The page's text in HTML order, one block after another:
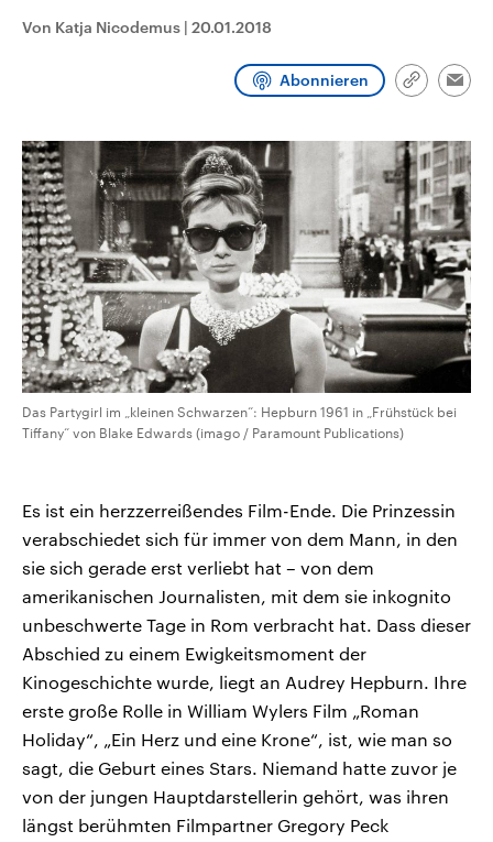
Umfragen, Prognosen,
Wahlprogramme, aktuelle Berichte
und Kandidaten der anstehenden
Von Katja Nicodemus | 20.01.2018
Abonnieren
Link
Das Partygirl im „kleinen Schwarzen“: Hepburn 1961 in „Frühstück bei
Tiffany“ von Blake Edwards (imago / Paramount Publications)
Es ist ein herzzerreißendes Film-Ende. Die Prinzessin
verabschiedet sich für immer von dem Mann, in den
sie sich gerade erst verliebt hat – von dem
amerikanischen Journalisten, mit dem sie inkognito
unbeschwerte Tage in Rom verbracht hat. Dass dieser
Abschied zu einem Ewigkeitsmoment der
Kinogeschichte wurde, liegt an Audrey Hepburn. Ihre
erste große Rolle in William Wylers Film „Roman
Holiday“, „Ein Herz und eine Krone“, ist, wie man so
sagt, die Geburt eines Stars. Niemand hatte zuvor je
von der jungen Hauptdarstellerin gehört, was ihren
längst berühmten Filmpartner Gregory Peck